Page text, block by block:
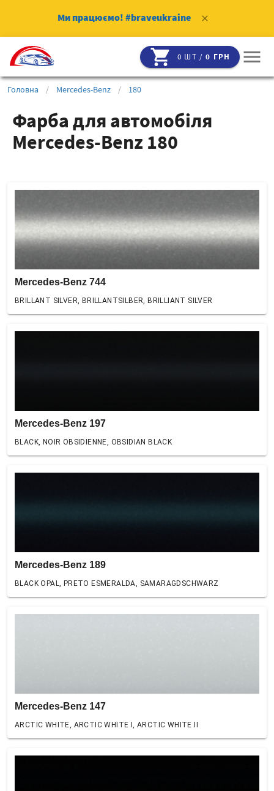
Ми працюємо! #braveukraine clear
shopping_cart 0 ШТ /0 ГРН menu
Головна / Mercedes-Benz / 180
Фарба для автомобіля
Mercedes-Benz 180
Mercedes-Benz 744
BRILLANT SILVER, BRILLANTSILBER, BRILLIANT SILVER
Mercedes-Benz 197
BLACK, NOIR OBSIDIENNE, OBSIDIAN BLACK
Mercedes-Benz 189
BLACK OPAL, PRETO ESMERALDA, SAMARAGDSCHWARZ
Mercedes-Benz 147
ARCTIC WHITE, ARCTIC WHITE I, ARCTIC WHITE II